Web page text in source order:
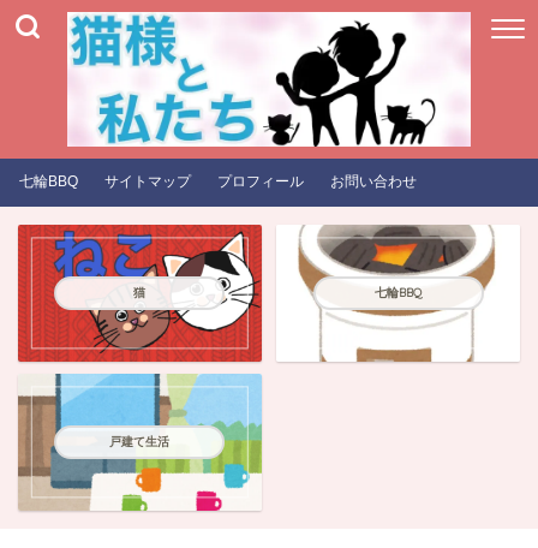
七輪BBQ サイトマップ プロフィール お問い合わせ
猫 七輪BBQ
戸建て生活